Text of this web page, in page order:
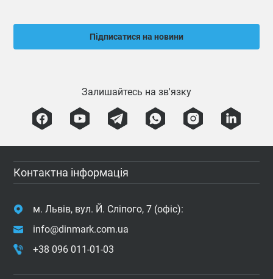
Підписатися на новини
Залишайтесь на зв'язку
Контактна інформація
м. Львів, вул. Й. Сліпого, 7 (офіс):
info@dinmark.com.ua
+38 096 011-01-03